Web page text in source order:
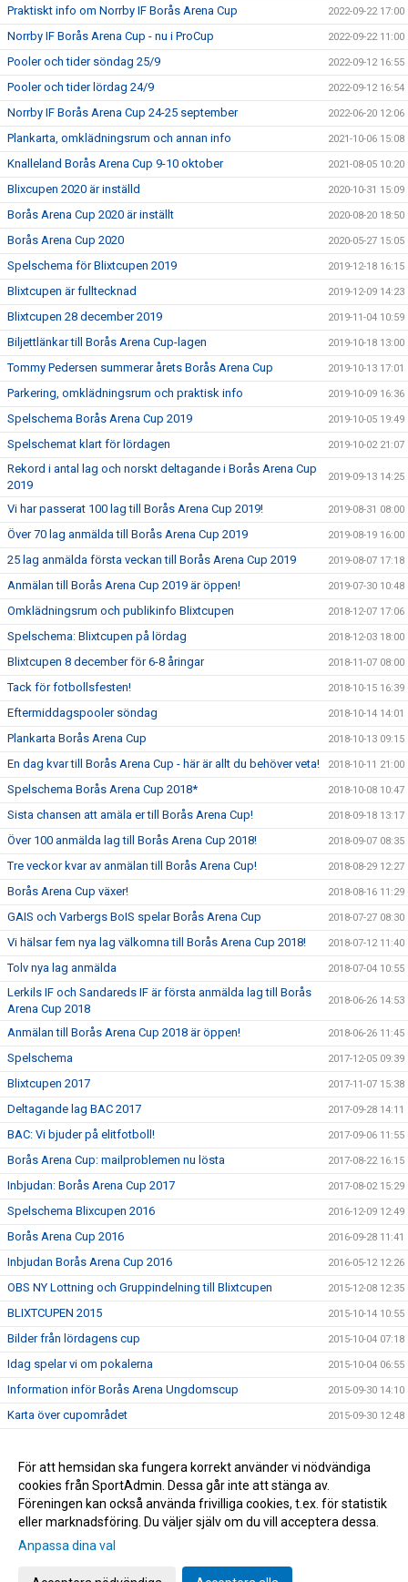
Praktiskt info om Norrby IF Borås Arena Cup 2022-09-22 17:00
Norrby IF Borås Arena Cup - nu i ProCup 2022-09-22 11:00
Pooler och tider söndag 25/9 2022-09-12 16:55
Pooler och tider lördag 24/9 2022-09-12 16:54
Norrby IF Borås Arena Cup 24-25 september 2022-06-20 12:06
Plankarta, omklädningsrum och annan info 2021-10-06 15:08
Knalleland Borås Arena Cup 9-10 oktober 2021-08-05 10:20
Blixcupen 2020 är inställd 2020-10-31 15:09
Borås Arena Cup 2020 är inställt 2020-08-20 18:50
Borås Arena Cup 2020 2020-05-27 15:05
Spelschema för Blixtcupen 2019 2019-12-18 16:15
Blixtcupen är fulltecknad 2019-12-09 14:23
Blixtcupen 28 december 2019 2019-11-04 10:59
Biljettlänkar till Borås Arena Cup-lagen 2019-10-18 13:00
Tommy Pedersen summerar årets Borås Arena Cup 2019-10-13 17:01
Parkering, omklädningsrum och praktisk info 2019-10-09 16:36
Spelschema Borås Arena Cup 2019 2019-10-05 19:49
Spelschemat klart för lördagen 2019-10-02 21:07
Rekord i antal lag och norskt deltagande i Borås Arena Cup
2019
2019-09-13 14:25
Vi har passerat 100 lag till Borås Arena Cup 2019! 2019-08-31 08:00
Över 70 lag anmälda till Borås Arena Cup 2019 2019-08-19 16:00
25 lag anmälda första veckan till Borås Arena Cup 2019 2019-08-07 17:18
Anmälan till Borås Arena Cup 2019 är öppen! 2019-07-30 10:48
Omklädningsrum och publikinfo Blixtcupen 2018-12-07 17:06
Spelschema: Blixtcupen på lördag 2018-12-03 18:00
Blixtcupen 8 december för 6-8 åringar 2018-11-07 08:00
Tack för fotbollsfesten! 2018-10-15 16:39
Eftermiddagspooler söndag 2018-10-14 14:01
Plankarta Borås Arena Cup 2018-10-13 09:15
En dag kvar till Borås Arena Cup - här är allt du behöver veta! 2018-10-11 21:00
Spelschema Borås Arena Cup 2018* 2018-10-08 10:47
Sista chansen att amäla er till Borås Arena Cup! 2018-09-18 13:17
Över 100 anmälda lag till Borås Arena Cup 2018! 2018-09-07 08:35
Tre veckor kvar av anmälan till Borås Arena Cup! 2018-08-29 12:27
Borås Arena Cup växer! 2018-08-16 11:29
GAIS och Varbergs BoIS spelar Borås Arena Cup 2018-07-27 08:30
Vi hälsar fem nya lag välkomna till Borås Arena Cup 2018! 2018-07-12 11:40
Tolv nya lag anmälda 2018-07-04 10:55
Lerkils IF och Sandareds IF är första anmälda lag till Borås
Arena Cup 2018
2018-06-26 14:53
Anmälan till Borås Arena Cup 2018 är öppen! 2018-06-26 11:45
Spelschema 2017-12-05 09:39
Blixtcupen 2017 2017-11-07 15:38
Deltagande lag BAC 2017 2017-09-28 14:11
BAC: Vi bjuder på elitfotboll! 2017-09-06 11:55
Borås Arena Cup: mailproblemen nu lösta 2017-08-22 16:15
Inbjudan: Borås Arena Cup 2017 2017-08-02 15:29
Spelschema Blixcupen 2016 2016-12-09 12:49
Borås Arena Cup 2016 2016-09-28 11:41
Inbjudan Borås Arena Cup 2016 2016-05-12 12:26
OBS NY Lottning och Gruppindelning till Blixtcupen 2015-12-08 12:35
BLIXTCUPEN 2015 2015-10-14 10:55
Bilder från lördagens cup 2015-10-04 07:18
Idag spelar vi om pokalerna 2015-10-04 06:55
Information inför Borås Arena Ungdomscup 2015-09-30 14:10
Karta över cupområdet 2015-09-30 12:48
Succé för Borås Arena Cup 3-4 oktober 2015-09-15 16:17
Borås Arena Ungdomscup 2015 2015-06-29 15:48
Gå till Webbversion
För att hemsidan ska fungera korrekt använder vi nödvändiga
cookies från SportAdmin. Dessa går inte att stänga av.
Föreningen kan också använda frivilliga cookies, t.ex. för statistik
eller marknadsföring. Du väljer själv om du vill acceptera dessa.
Anpassa dina val